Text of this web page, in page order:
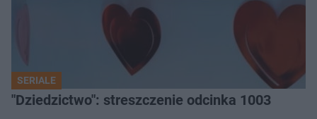
SERIALE
"Dziedzictwo": streszczenie odcinka 1003